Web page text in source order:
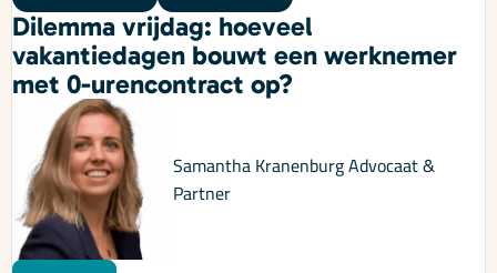
Dilemma vrijdag: hoeveel
vakantiedagen bouwt een werknemer
met 0-urencontract op?
Samantha KranenburgAdvocaat &
Partner